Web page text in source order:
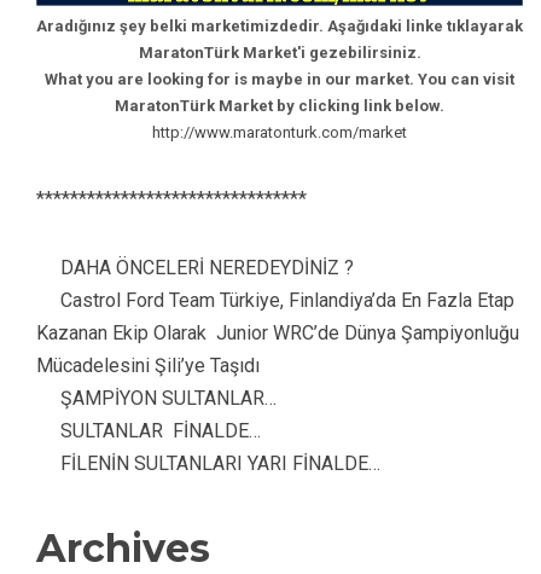
Aradığınız şey belki marketimizdedir. Aşağıdaki linke tıklayarak
MaratonTürk Market'i gezebilirsiniz.
What you are looking for is maybe in our market. You can visit
MaratonTürk Market by clicking link below.
http://www.maratonturk.com/market
********************************
DAHA ÖNCELERİ NEREDEYDİNİZ ?
Castrol Ford Team Türkiye, Finlandiya’da En Fazla Etap
Kazanan Ekip Olarak Junior WRC’de Dünya Şampiyonluğu
Mücadelesini Şili’ye Taşıdı
ŞAMPİYON SULTANLAR…
SULTANLAR FİNALDE…
FİLENİN SULTANLARI YARI FİNALDE…
Archives